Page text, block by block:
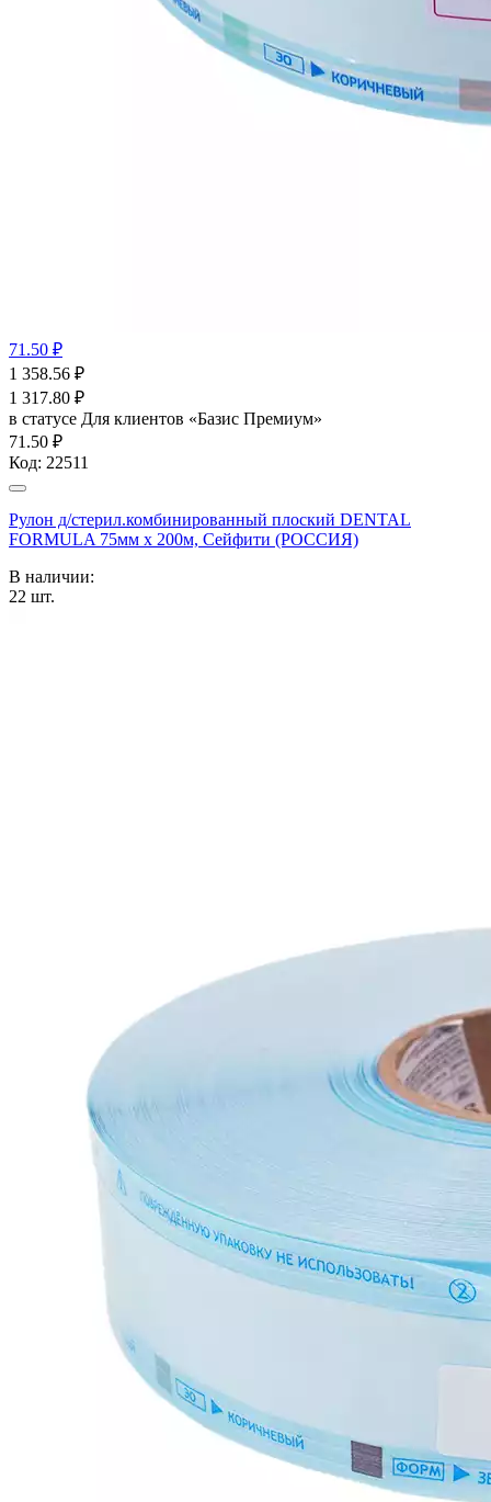
71.50 ₽
1 358.56 ₽
1 317.80 ₽
в статусе Для клиентов «Базис Премиум»
71.50 ₽
Код: 22511
Рулон д/стерил.комбинированный плоский DENTAL
FORMULA 75мм х 200м, Сейфити (РОССИЯ)
В наличии:
22 шт.